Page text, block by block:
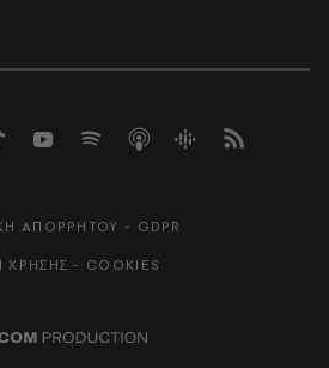
ΑΠΟΡΡΗΤΟΥ - GDPR
ΧΡΗΣΗΣ - COOKIES